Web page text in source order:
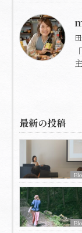
最新の投稿